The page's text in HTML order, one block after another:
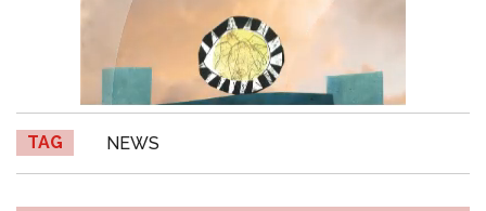
TAG NEWS